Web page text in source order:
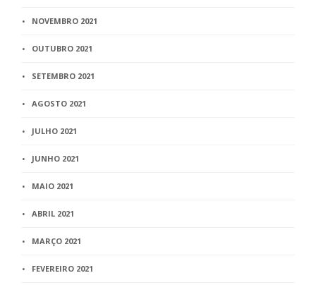
NOVEMBRO 2021
OUTUBRO 2021
SETEMBRO 2021
AGOSTO 2021
JULHO 2021
JUNHO 2021
MAIO 2021
ABRIL 2021
MARÇO 2021
FEVEREIRO 2021